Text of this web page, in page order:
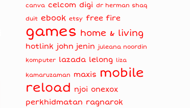
canva celcom digi dr herman shaq
duit ebook etsy free fire
games home & living
hotlink john jenin
juleana noordin
komputer lazada lelong liza
kamaruzaman maxis mobile
reload njoi onexox
perkhidmatan ragnarok